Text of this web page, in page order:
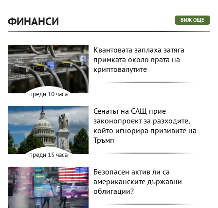
ФИНАНСИ ВИЖ ОЩЕ
преди 10 часа
Квантовата заплаха затяга
примката около врата на
криптовалутите
преди 15 часа
Сенатът на САЩ прие
законопроект за разходите,
който игнорира призивите на
Тръмп
Безопасен актив ли са
американските държавни
облигации?